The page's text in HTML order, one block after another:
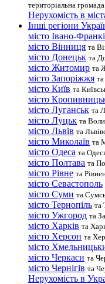
територіальна громада
Нерухомість в
Інші регіони
місто Івано-
місто Вінниця та
місто Донецьк та
місто Житомир та
місто Запоріжжя
місто Київ та
місто
місто Луганськ та
місто Луцьк та
місто Львів та
місто Миколаїв та
місто Одеса та
місто Полтава та
місто Рівне та
місто Севастополь
місто Суми та
місто Тернопіль та
місто Ужгород та
місто Харків та
місто Херсон та
місто
місто Черкаси та
місто Чернігів та
Нерухомість в